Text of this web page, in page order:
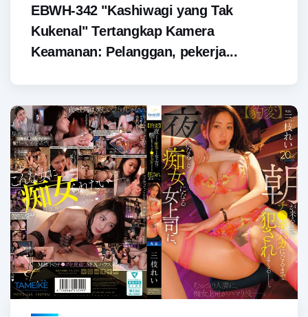
EBWH-342 "Kashiwagi yang Tak
Kukenal" Tertangkap Kamera
Keamanan: Pelanggan, pekerja...